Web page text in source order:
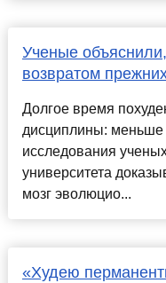
Ученые
возвратом
Долгое время
дисциплины:
исследования
университета
мозг эволюцио...
«Худею